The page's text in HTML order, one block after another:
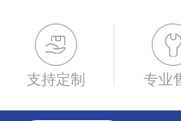
支持定制 专业